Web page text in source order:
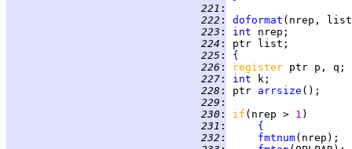
221 :
222 :
doformat
223 : int
224 :
225 :
{
226 : register
227 : int
228 : ptr arrsize
229 :
230 : if (nrep > 1
231 :
{
232 : fmtnum